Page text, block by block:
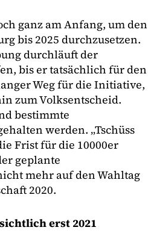
ganz am Anfang, um den
bis 2025 durchzusetzen.
durchläuft der
bis er tatsächlich für den
Weg für die Initiative,
zum Volksentscheid.
bestimmte
werden. „Tschüss
Frist für die 10000er
geplante
mehr auf den Wahltag
2020.
erst 2021